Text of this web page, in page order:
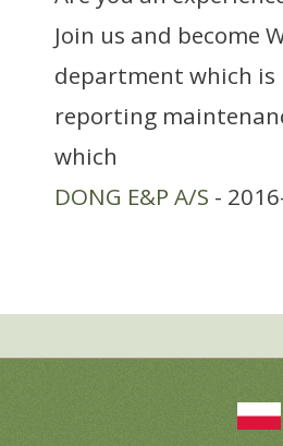
Join us and become
department which
reporting
which
DONG E&P A/S -